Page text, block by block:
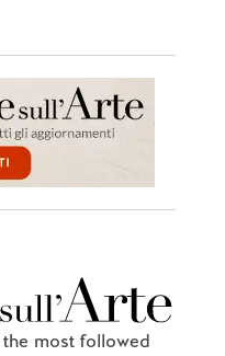
most followed